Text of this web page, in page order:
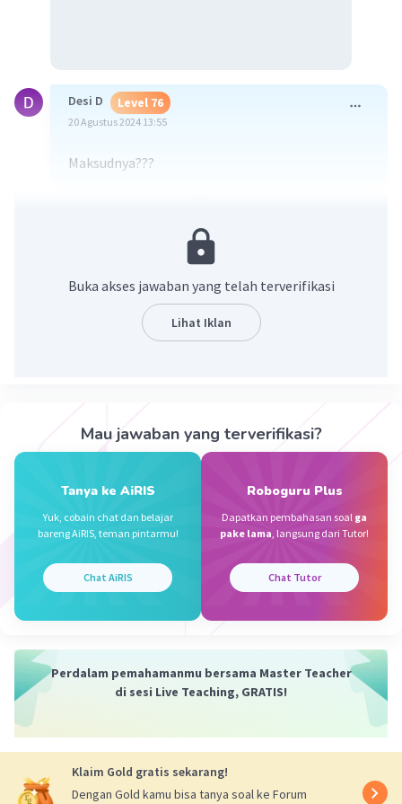
Desi D Level 76
20 Agustus 2024 13:55
Maksudnya???
Level 14
20 Agustus 2024 14:02
Maksudnya gimana??
Buka akses jawaban yang telah terverifikasi
Lihat Iklan
Mau jawaban yang terverifikasi?
Tanya ke AiRIS
Yuk, cobain chat dan belajar
bareng AiRIS, teman pintarmu!
Chat AiRIS
Roboguru Plus
Dapatkan pembahasan soal ga
pake lama, langsung dari Tutor!
Chat Tutor
Perdalam pemahamanmu bersama Master Teacher
di sesi Live Teaching, GRATIS!
Klaim Gold gratis sekarang!
Dengan Gold kamu bisa tanya soal ke Forum